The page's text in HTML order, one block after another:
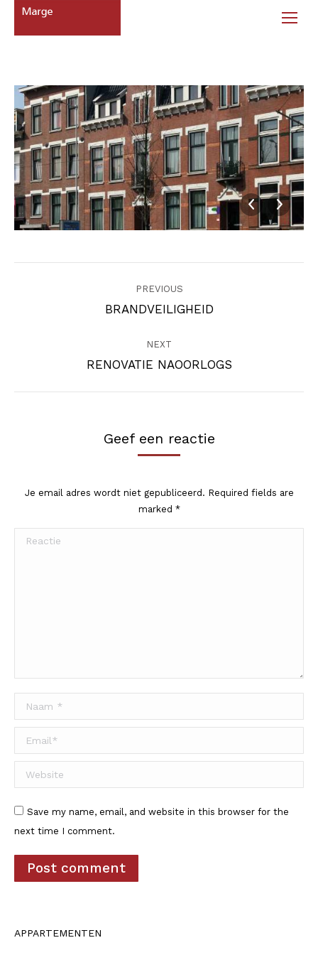
PREVIOUS
Previous
BRANDVEILIGHEID
NEXT
Next
RENOVATIE NAOORLOGS
Geef een reactie
Je email adres wordt niet gepubliceerd. Required fields are
marked *
Reactie
Naam *
Email *
Website
Save my name, email, and website in this browser for the
next time I comment.
Post comment
APPARTEMENTEN